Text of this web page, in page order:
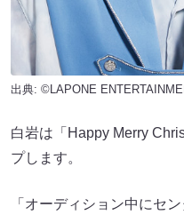
出典: ©LAPONE
白岩は「Happy Merry
プします。
「オーディション中にセ